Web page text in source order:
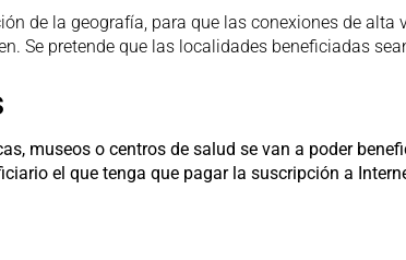
de la geografía, para que las conexiones de
Se pretende que las localidades beneficiadas
museos o centros de salud se van a poder
el que tenga que pagar la suscripción a